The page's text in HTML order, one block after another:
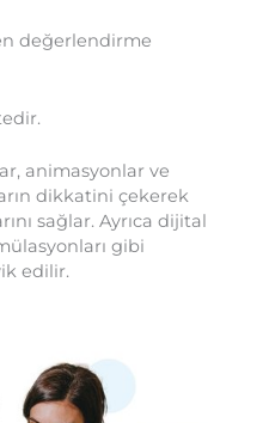
değerlendirme
animasyonlar ve
dikkatini çekerek
sağlar. Ayrıca dijital
gibi
edilir.